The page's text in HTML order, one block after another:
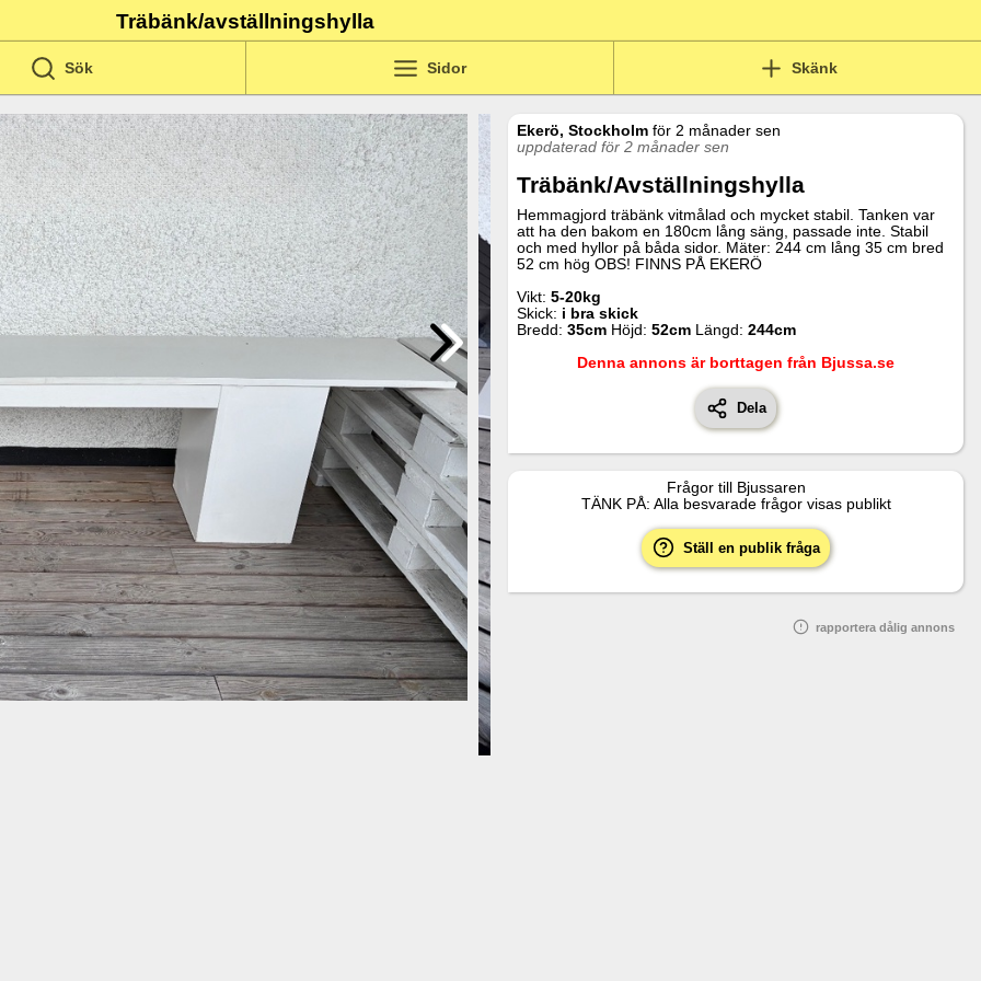
Träbänk/avställningshylla
Sök Sidor Skänk
Ekerö, Stockholm för 2 månader sen
uppdaterad för 2 månader sen
Träbänk/avställningshylla
Hemmagjord träbänk vitmålad och mycket stabil. Tanken var
att ha den bakom en 180cm lång säng, passade inte. Stabil
och med hyllor på båda sidor. Mäter: 244 cm lång 35 cm bred
52 cm hög OBS! FINNS PÅ EKERÖ
Vikt: 5-20kg
Skick: i bra skick
Bredd: 35cm Höjd: 52cm Längd: 244cm
Denna annons är borttagen från Bjussa.se
Dela
Frågor till Bjussaren
TÄNK PÅ: Alla besvarade frågor visas publikt
Ställ en publik fråga
rapportera dålig annons